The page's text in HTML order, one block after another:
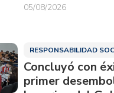
05/08/2026
RESPONSABILIDAD
Concluyó con
primer